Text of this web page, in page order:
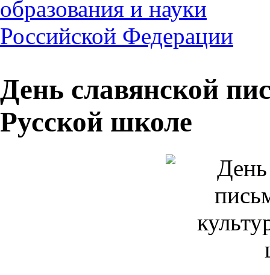
День славянской
Русской школе